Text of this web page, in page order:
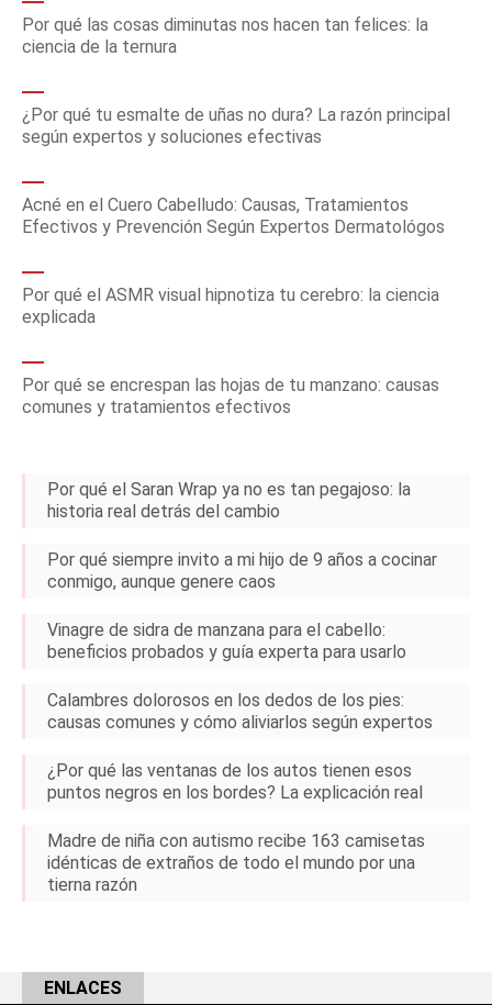
Por qué las cosas diminutas nos hacen tan felices: la
ciencia de la ternura
¿Por qué tu esmalte de uñas no dura? La razón principal
según expertos y soluciones efectivas
Acné en el Cuero Cabelludo: Causas, Tratamientos
Efectivos y Prevención Según Expertos Dermatológos
Por qué el ASMR visual hipnotiza tu cerebro: la ciencia
explicada
Por qué se encrespan las hojas de tu manzano: causas
comunes y tratamientos efectivos
Por qué el Saran Wrap ya no es tan pegajoso: la
historia real detrás del cambio
Por qué siempre invito a mi hijo de 9 años a cocinar
conmigo, aunque genere caos
Vinagre de sidra de manzana para el cabello:
beneficios probados y guía experta para usarlo
Calambres dolorosos en los dedos de los pies:
causas comunes y cómo aliviarlos según expertos
¿Por qué las ventanas de los autos tienen esos
puntos negros en los bordes? La explicación real
Madre de niña con autismo recibe 163 camisetas
idénticas de extraños de todo el mundo por una
tierna razón
ENLACES